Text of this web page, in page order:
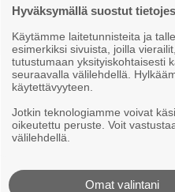
Hyväksymällä suostut
Käytämme laitetunnisteita ja
esimerkiksi sivuista, joilla
tutustumaan yksityiskohtaisesti
seuraavalla välilehdellä.
käytettävyyteen.
Jotkin teknologiamme voivat
oikeutettu peruste. Voit
välilehdellä.
Omat valintani